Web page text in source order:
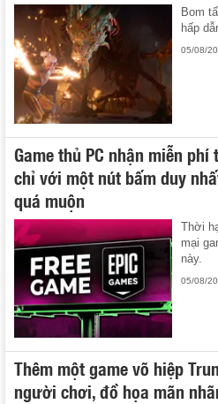
Bom
hấp
05/08/
Game thủ PC nhận miễn
chỉ với một nút bấm duy
quá muộn
Thời
mại
này.
05/08/
Thêm một game võ hiệp
người chơi, đồ họa mãn